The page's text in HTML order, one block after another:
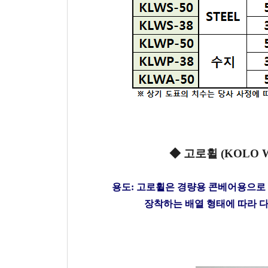
◆ 고로휠 (KOLO
용도: 고로휠은 경량용 콘베어용으
장착하는 배열 형태에 따라 다